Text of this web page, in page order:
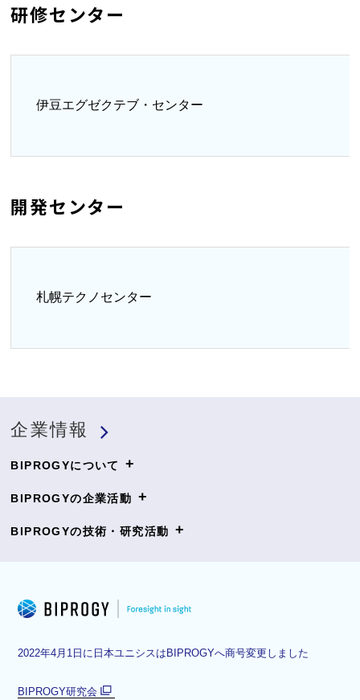
研修センター
伊豆エグゼクテブ・センター
開発センター
札幌テクノセンター
企業情報
BIPROGYについて +
BIPROGYの企業活動 +
BIPROGYの技術・研究活動 +
2022年4月1日に日本ユニシスはBIPROGYへ商号変更しました
BIPROGY研究会